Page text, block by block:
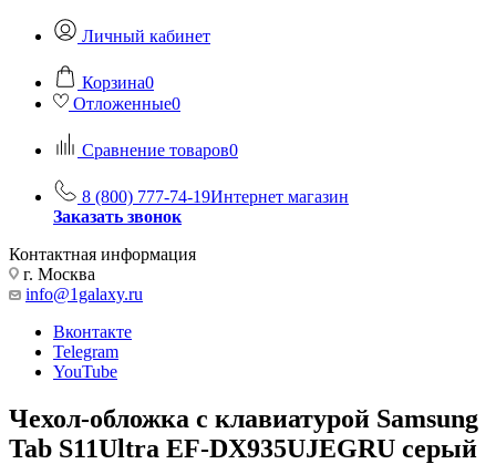
Личный кабинет
Корзина0
Отложенные0
Сравнение товаров0
8 (800) 777-74-19Интернет магазин
Заказать звонок
Контактная информация
г. Москва
info@1galaxy.ru
Вконтакте
Telegram
YouTube
Чехол-обложка с клавиатурой Samsung
Tab S11Ultra EF-DX935UJEGRU серый